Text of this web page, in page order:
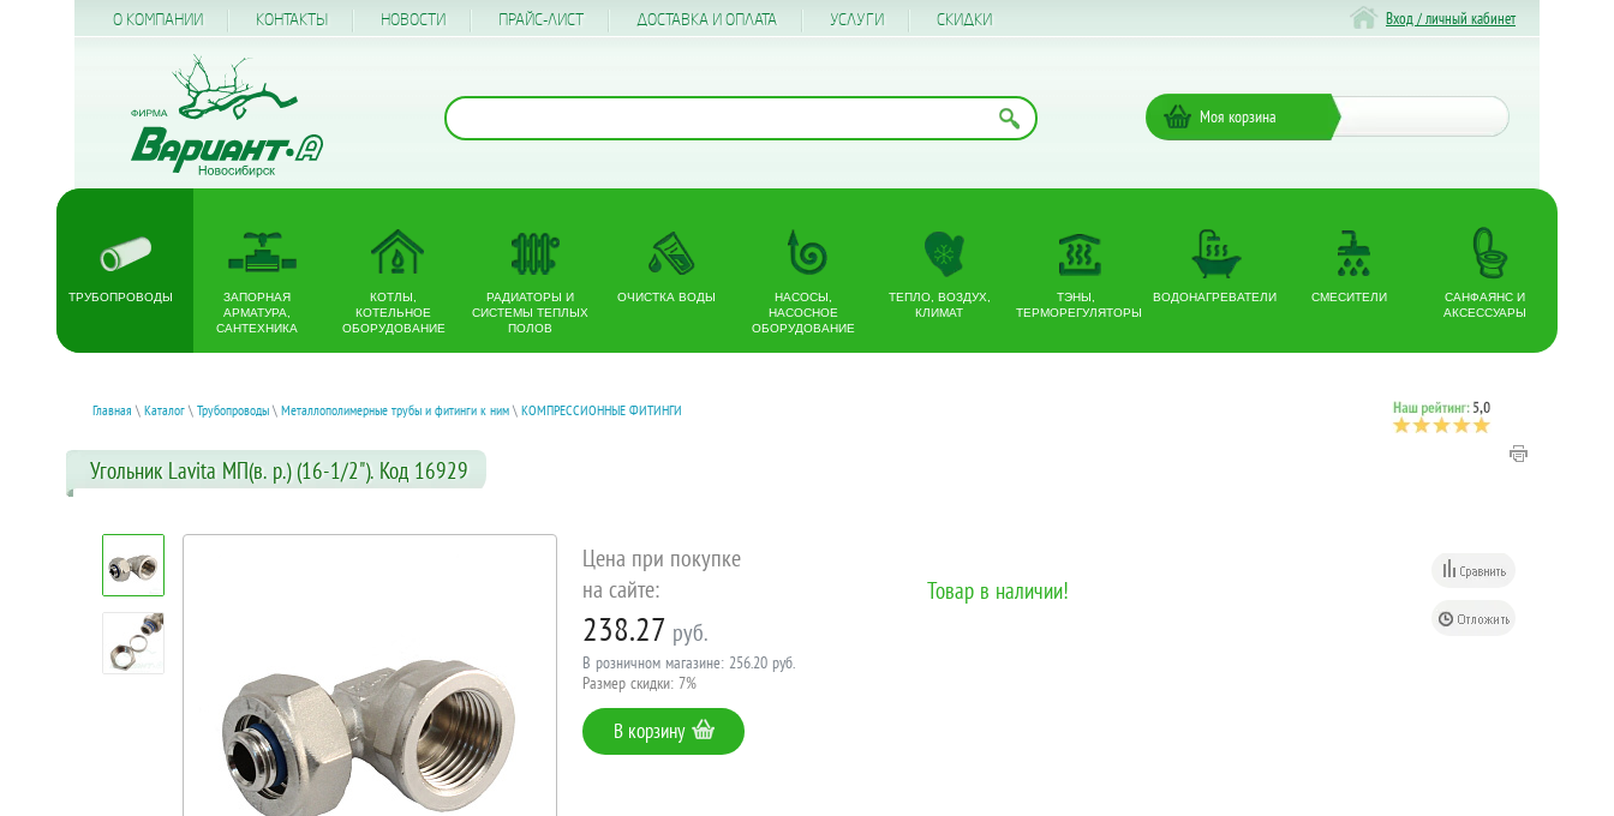
О КОМПАНИИ КОНТАКТЫ НОВОСТИ ПРАЙС-ЛИСТ ДОСТАВКА И ОПЛАТА УСЛУГИ CКИДКИ Вход / личный кабинет
Моя корзина
ТРУБОПРОВОДЫ
ЗАПОРНАЯ
АРМАТУРА,
САНТЕХНИКА
КОТЛЫ,
КОТЕЛЬНОЕ
ОБОРУДОВАНИЕ
РАДИАТОРЫ И
СИСТЕМЫ ТЕПЛЫХ
ПОЛОВ
ОЧИСТКА ВОДЫ
НАСОСЫ,
НАСОСНОЕ
ОБОРУДОВАНИЕ
ТЕПЛО, ВОЗДУХ,
КЛИМАТ
ТЭНЫ,
ТЕРМОРЕГУЛЯТОРЫ
ВОДОНАГРЕВАТЕЛИ СМЕСИТЕЛИ
САНФАЯНС И
АКСЕССУАРЫ
Главная \ Каталог \ Трубопроводы \ Металлополимерные трубы и фитинги к ним \ КОМПРЕССИОННЫЕ ФИТИНГИ
Угольник Lavita МП(в. р.) (16-1/2"). Код 16929
Товар в наличии!
Цена при покупке
на сайте:
238.27 руб.
В розничном магазине: 256.20 руб.
Размер скидки: 7%
В корзину